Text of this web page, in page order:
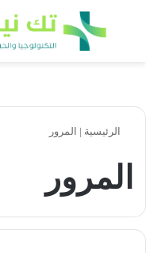
بحث عن
الرئيسية | المرور
المرور